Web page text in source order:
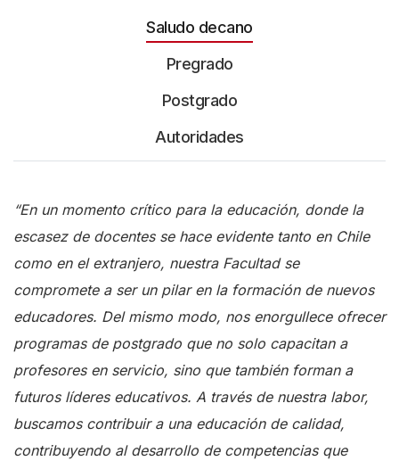
Saludo decano
Pregrado
Postgrado
Autoridades
“En un momento crítico para la educación, donde la
escasez de docentes se hace evidente tanto en Chile
como en el extranjero, nuestra Facultad se
compromete a ser un pilar en la formación de nuevos
educadores. Del mismo modo, nos enorgullece ofrecer
programas de postgrado que no solo capacitan a
profesores en servicio, sino que también forman a
futuros líderes educativos. A través de nuestra labor,
buscamos contribuir a una educación de calidad,
contribuyendo al desarrollo de competencias que